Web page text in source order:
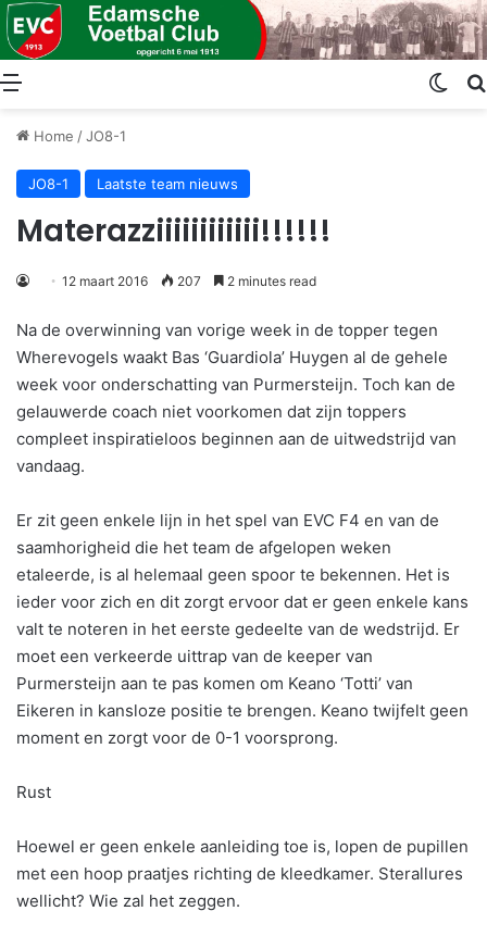
Menu
Home /JO8-1
JO8-1 Laatste team nieuws
Materazziiiiiiiiiiii!!!!!!
12 maart 2016 207 2 minutes read
Na de overwinning van vorige week in de topper tegen
Wherevogels waakt Bas ‘Guardiola’ Huygen al de gehele
week voor onderschatting van Purmersteijn. Toch kan de
gelauwerde coach niet voorkomen dat zijn toppers
compleet inspiratieloos beginnen aan de uitwedstrijd van
vandaag.
Er zit geen enkele lijn in het spel van EVC F4 en van de
saamhorigheid die het team de afgelopen weken
etaleerde, is al helemaal geen spoor te bekennen. Het is
ieder voor zich en dit zorgt ervoor dat er geen enkele kans
valt te noteren in het eerste gedeelte van de wedstrijd. Er
moet een verkeerde uittrap van de keeper van
Purmersteijn aan te pas komen om Keano ‘Totti’ van
Eikeren in kansloze positie te brengen. Keano twijfelt geen
moment en zorgt voor de 0-1 voorsprong.
Rust
Hoewel er geen enkele aanleiding toe is, lopen de pupillen
met een hoop praatjes richting de kleedkamer. Sterallures
wellicht? Wie zal het zeggen.